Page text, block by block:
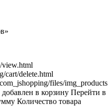
view.html
cart/delete.html
files/img_products
добавлен в корзину Перейти в
Количество товара